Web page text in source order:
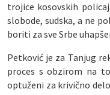
trojice kosovskih
slobode, sudska, a ne
boriti za sve Srbe
Petković je za Tanjug
proces s obzirom na
optuženi za krivično